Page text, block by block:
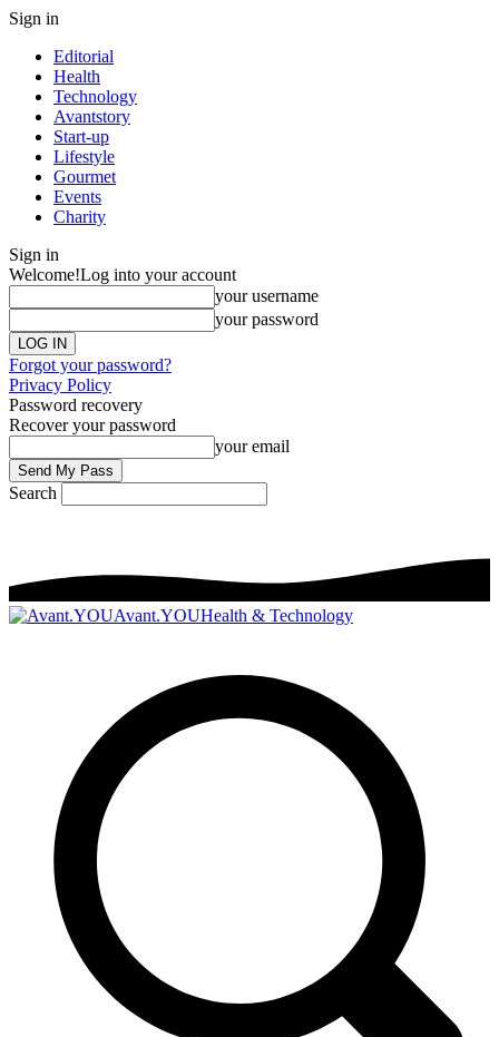
Sign in
Editorial
Health
Technology
Avantstory
Start-up
Lifestyle
Gourmet
Events
Charity
Sign in
Welcome!Log into your account
your username
your password
Forgot your password?
Privacy Policy
Password recovery
Recover your password
your email
Search
Avant.YOUHealth & Technology